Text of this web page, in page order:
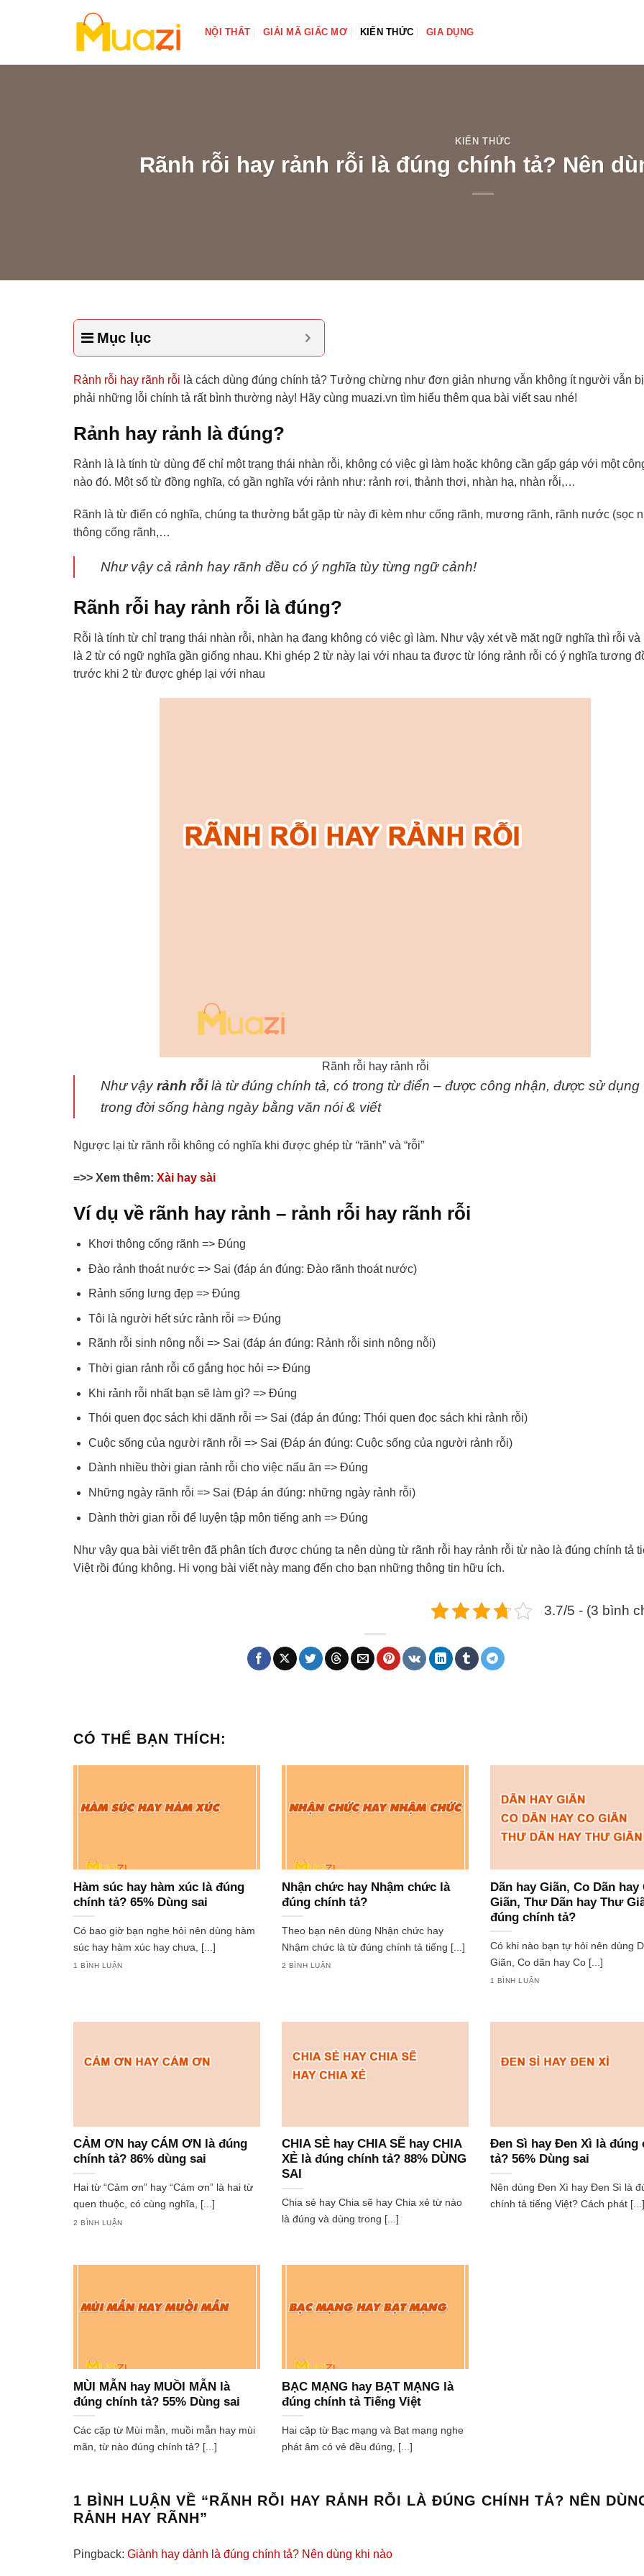
dung
NỘI THẤT GIẢI MÃ GIẤC MƠ KIẾN THỨC GIA DỤNG
KIẾN THỨC
Rãnh rỗi hay rảnh rỗi là đúng chính tả? Nên
Mục lục
Rảnh rỗi hay rãnh rỗi là cách dùng đúng chính tả? Tưởng chừng như đơn giản nhưng vẫn không ít người vẫn
phải những lỗi chính tả rất bình thường này! Hãy cùng muazi.vn tìm hiểu thêm qua bài viết sau nhé!
Rảnh hay rảnh là đúng?
Rảnh là là tính từ dùng để chỉ một trạng thái nhàn rỗi, không có việc gì làm hoặc không cần gấp gáp với một
nào đó. Một số từ đồng nghĩa, có gần nghĩa với rảnh như: rảnh rơi, thảnh thơi, nhàn hạ, nhàn rỗi,…
Rãnh là từ điển có nghĩa, chúng ta thường bắt gặp từ này đi kèm như cống rãnh, mương rãnh, rãnh nước (sọc
thông cống rãnh,…
Như vậy cả rảnh hay rãnh đều có ý nghĩa tùy từng ngữ cảnh!
Rãnh rỗi hay rảnh rỗi là đúng?
Rỗi là tính từ chỉ trạng thái nhàn rỗi, nhàn hạ đang không có việc gì làm. Như vậy xét về mặt ngữ nghĩa thì rỗi và
là 2 từ có ngữ nghĩa gần giống nhau. Khi ghép 2 từ này lại với nhau ta được từ lóng rảnh rỗi có ý nghĩa tương
trước khi 2 từ được ghép lại với nhau
Rãnh rỗi hay rảnh rỗi
Như vậyrảnh rỗilà từ đúng chính tả, có trong từ điển – được công nhận, được sử dụng
trong đời sống hàng ngày bằng văn nói & viết
Ngược lại từ rãnh rỗi không có nghĩa khi được ghép từ “rãnh” và “rỗi”
=>> Xem thêm: Xài hay sài
Ví dụ về rãnh hay rảnh – rảnh rỗi hay rãnh rỗi
Khơi thông cống rãnh => Đúng
Đào rảnh thoát nước => Sai (đáp án đúng: Đào rãnh thoát nước)
Rảnh sống lưng đẹp => Đúng
Tôi là người hết sức rảnh rỗi => Đúng
Rãnh rỗi sinh nông nỗi => Sai (đáp án đúng: Rảnh rỗi sinh nông nỗi)
Thời gian rảnh rỗi cố gắng học hỏi => Đúng
Khi rảnh rỗi nhất bạn sẽ làm gì? => Đúng
Thói quen đọc sách khi dãnh rỗi => Sai (đáp án đúng: Thói quen đọc sách khi rảnh rỗi)
Cuộc sống của người rãnh rỗi => Sai (Đáp án đúng: Cuộc sống của người rảnh rỗi)
Dành nhiều thời gian rảnh rỗi cho việc nấu ăn => Đúng
Những ngày rãnh rỗi => Sai (Đáp án đúng: những ngày rảnh rỗi)
Dành thời gian rỗi để luyện tập môn tiếng anh => Đúng
Như vậy qua bài viết trên đã phân tích được chúng ta nên dùng từ rãnh rỗi hay rảnh rỗi từ nào là đúng chính tả
Việt rồi đúng không. Hi vọng bài viết này mang đến cho bạn những thông tin hữu ích.
3.7/5 - (3 bình
CÓ THỂ BẠN THÍCH:
Hàm súc hay hàm xúc là đúng
chính tả? 65% Dùng sai
Có bao giờ bạn nghe hỏi nên dùng hàm
súc hay hàm xúc hay chưa, [...]
1 BÌNH LUẬN
Nhận chức hay Nhậm chức là
đúng chính tả?
Theo bạn nên dùng Nhận chức hay
Nhậm chức là từ đúng chính tả tiếng [...]
2 BÌNH LUẬN
Dãn hay Giãn, Co Dãn hay
Giãn, Thư Dãn hay Thư
đúng chính tả?
Có khi nào bạn tự hỏi nên dùng
Giãn, Co dãn hay Co [...]
1 BÌNH LUẬN
CẢM ƠN hay CÁM ƠN là đúng
chính tả? 86% dùng sai
Hai từ “Cảm ơn” hay “Cám ơn” là hai từ
quen thuộc, có cùng nghĩa, [...]
2 BÌNH LUẬN
CHIA SẺ hay CHIA SẼ hay CHIA
XẺ là đúng chính tả? 88% DÙNG
SAI
Chia sẻ hay Chia sẽ hay Chia xẻ từ nào
là đúng và dùng trong [...]
Đen Sì hay Đen Xì là đúng
tả? 56% Dùng sai
Nên dùng Đen Xì hay Đen Sì là
chính tả tiếng Việt? Cách phát [...]
MÙI MẪN hay MUỒI MẪN là
đúng chính tả? 55% Dùng sai
Các cặp từ Mùi mẫn, muồi mẫn hay mùi
mãn, từ nào đúng chính tả? [...]
BẠC MẠNG hay BẠT MẠNG là
đúng chính tả Tiếng Việt
Hai cặp từ Bạc mạng và Bạt mạng nghe
phát âm có vẻ đều đúng, [...]
1 BÌNH LUẬN VỀ “RÃNH RỖI HAY RẢNH RỖI LÀ ĐÚNG CHÍNH TẢ? NÊN
RẢNH HAY RÃNH”
Pingback: Giành hay dành là đúng chính tả? Nên dùng khi nào